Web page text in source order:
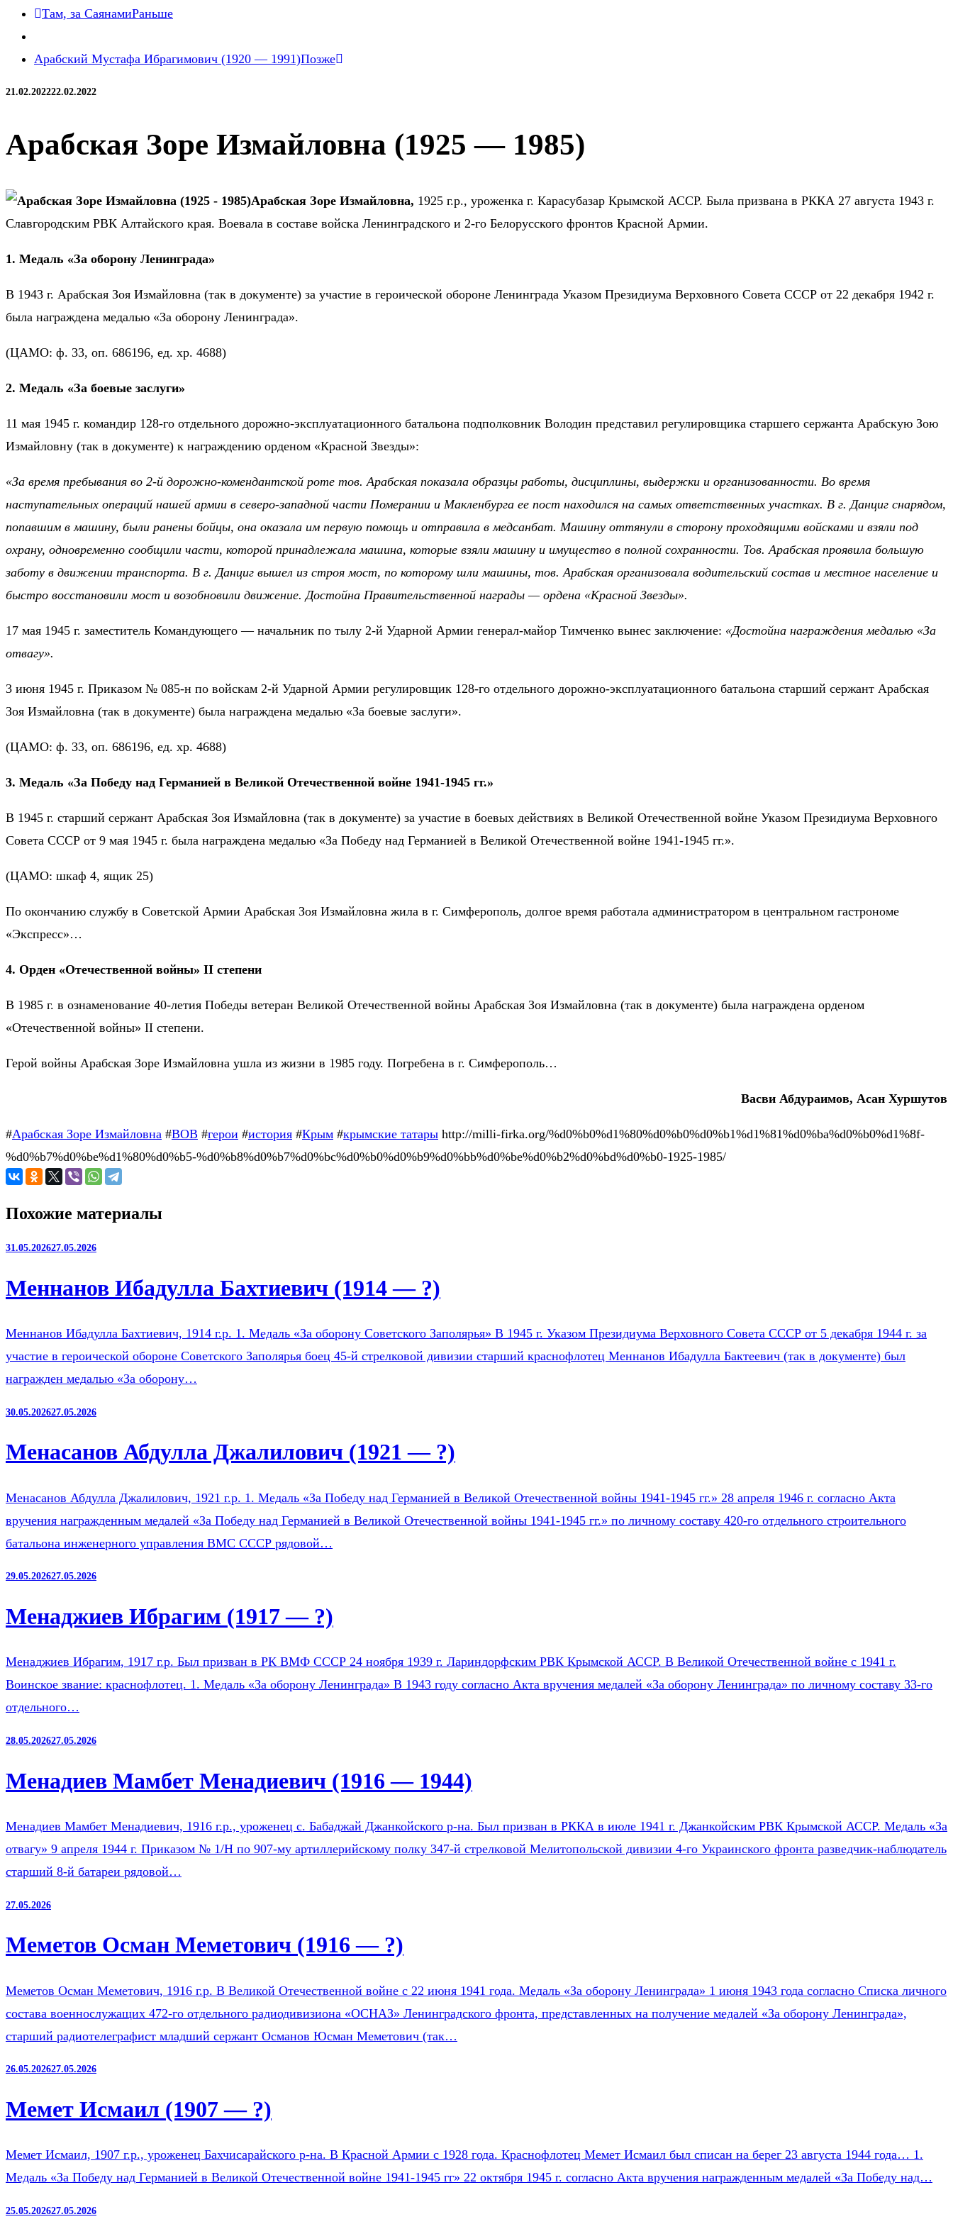
Там, за СаянамиРаньше
Арабский Мустафа Ибрагимович (1920 — 1991)Позже
21.02.202222.02.2022
Арабская Зоре Измайловна (1925 — 1985)
Арабская Зоре Измайловна, 1925 г.р., уроженка г. Карасубазар Крымской АССР. Была призвана в РККА 27 августа 1943 г.
Славгородским РВК Алтайского края. Воевала в составе войска Ленинградского и 2-го Белорусского фронтов Красной Армии.
1. Медаль «За оборону Ленинграда»
В 1943 г. Арабская Зоя Измайловна (так в документе) за участие в героической обороне Ленинграда Указом Президиума Верховного Совета СССР от 22 декабря 1942 г.
была награждена медалью «За оборону Ленинграда».
(ЦАМО: ф. 33, оп. 686196, ед. хр. 4688)
2. Медаль «За боевые заслуги»
11 мая 1945 г. командир 128-го отдельного дорожно-эксплуатационного батальона подполковник Володин представил регулировщика старшего сержанта Арабскую Зою
Измайловну (так в документе) к награждению орденом «Красной Звезды»:
«За время пребывания во 2-й дорожно-комендантской роте тов. Арабская показала образцы работы, дисциплины, выдержки и организованности. Во время
наступательных операций нашей армии в северо-западной части Померании и Макленбурга ее пост находился на самых ответственных участках. В г. Данциг снарядом,
попавшим в машину, были ранены бойцы, она оказала им первую помощь и отправила в медсанбат. Машину оттянули в сторону проходящими войсками и взяли под
охрану, одновременно сообщили части, которой принадлежала машина, которые взяли машину и имущество в полной сохранности. Тов. Арабская проявила большую
заботу в движении транспорта. В г. Данциг вышел из строя мост, по которому шли машины, тов. Арабская организовала водительский состав и местное население и
быстро восстановили мост и возобновили движение. Достойна Правительственной награды — ордена «Красной Звезды».
17 мая 1945 г. заместитель Командующего — начальник по тылу 2-й Ударной Армии генерал-майор Тимченко вынес заключение: «Достойна награждения медалью «За
отвагу».
3 июня 1945 г. Приказом № 085-н по войскам 2-й Ударной Армии регулировщик 128-го отдельного дорожно-эксплуатационного батальона старший сержант Арабская
Зоя Измайловна (так в документе) была награждена медалью «За боевые заслуги».
(ЦАМО: ф. 33, оп. 686196, ед. хр. 4688)
3. Медаль «За Победу над Германией в Великой Отечественной войне 1941-1945 гг.»
В 1945 г. старший сержант Арабская Зоя Измайловна (так в документе) за участие в боевых действиях в Великой Отечественной войне Указом Президиума Верховного
Совета СССР от 9 мая 1945 г. была награждена медалью «За Победу над Германией в Великой Отечественной войне 1941-1945 гг.».
(ЦАМО: шкаф 4, ящик 25)
По окончанию службу в Советской Армии Арабская Зоя Измайловна жила в г. Симферополь, долгое время работала администратором в центральном гастрономе
«Экспресс»…
4. Орден «Отечественной войны» II степени
В 1985 г. в ознаменование 40-летия Победы ветеран Великой Отечественной войны Арабская Зоя Измайловна (так в документе) была награждена орденом
«Отечественной войны» II степени.
Герой войны Арабская Зоре Измайловна ушла из жизни в 1985 году. Погребена в г. Симферополь…
Васви Абдураимов, Асан Хуршутов
#Арабская Зоре Измайловна #ВОВ #герои #история #Крым #крымские татары http://milli-firka.org/%d0%b0%d1%80%d0%b0%d0%b1%d1%81%d0%ba%d0%b0%d1%8f-
%d0%b7%d0%be%d1%80%d0%b5-%d0%b8%d0%b7%d0%bc%d0%b0%d0%b9%d0%bb%d0%be%d0%b2%d0%bd%d0%b0-1925-1985/
Похожие материалы
31.05.202627.05.2026
Меннанов Ибадулла Бахтиевич (1914 — ?)
Меннанов Ибадулла Бахтиевич, 1914 г.р. 1. Медаль «За оборону Советского Заполярья» В 1945 г. Указом Президиума Верховного Совета СССР от 5 декабря 1944 г. за
участие в героической обороне Советского Заполярья боец 45-й стрелковой дивизии старший краснофлотец Меннанов Ибадулла Бактеевич (так в документе) был
награжден медалью «За оборону…
30.05.202627.05.2026
Менасанов Абдулла Джалилович (1921 — ?)
Менасанов Абдулла Джалилович, 1921 г.р. 1. Медаль «За Победу над Германией в Великой Отечественной войны 1941-1945 гг.» 28 апреля 1946 г. согласно Акта
вручения награжденным медалей «За Победу над Германией в Великой Отечественной войны 1941-1945 гг.» по личному составу 420-го отдельного строительного
батальона инженерного управления ВМС СССР рядовой…
29.05.202627.05.2026
Менаджиев Ибрагим (1917 — ?)
Менаджиев Ибрагим, 1917 г.р. Был призван в РК ВМФ СССР 24 ноября 1939 г. Лариндорфским РВК Крымской АССР. В Великой Отечественной войне с 1941 г.
Воинское звание: краснофлотец. 1. Медаль «За оборону Ленинграда» В 1943 году согласно Акта вручения медалей «За оборону Ленинграда» по личному составу 33-го
отдельного…
28.05.202627.05.2026
Менадиев Мамбет Менадиевич (1916 — 1944)
Менадиев Мамбет Менадиевич, 1916 г.р., уроженец с. Бабаджай Джанкойского р-на. Был призван в РККА в июле 1941 г. Джанкойским РВК Крымской АССР. Медаль «За
отвагу» 9 апреля 1944 г. Приказом № 1/Н по 907-му артиллерийскому полку 347-й стрелковой Мелитопольской дивизии 4-го Украинского фронта разведчик-наблюдатель
старший 8-й батареи рядовой…
27.05.2026
Меметов Осман Меметович (1916 — ?)
Меметов Осман Меметович, 1916 г.р. В Великой Отечественной войне с 22 июня 1941 года. Медаль «За оборону Ленинграда» 1 июня 1943 года согласно Списка личного
состава военнослужащих 472-го отдельного радиодивизиона «ОСНАЗ» Ленинградского фронта, представленных на получение медалей «За оборону Ленинграда»,
старший радиотелеграфист младший сержант Османов Юсман Меметович (так…
26.05.202627.05.2026
Мемет Исмаил (1907 — ?)
Мемет Исмаил, 1907 г.р., уроженец Бахчисарайского р-на. В Красной Армии с 1928 года. Краснофлотец Мемет Исмаил был списан на берег 23 августа 1944 года… 1.
Медаль «За Победу над Германией в Великой Отечественной войне 1941-1945 гг» 22 октября 1945 г. согласно Акта вручения награжденным медалей «За Победу над…
25.05.202627.05.2026